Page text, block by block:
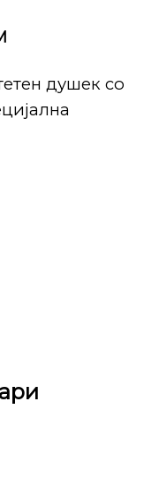
душек со